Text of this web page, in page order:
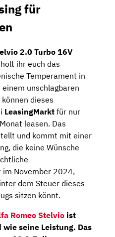
für
2.0 Turbo 16V
holt ihr euch das
Temperament in
einem unschlagbaren
können dieses
LeasingMarkt für nur
leasen. Das
und kommt mit einer
die keine Wünsche
November 2024,
dem Steuer dieses
sitzen könnt.
Romeo Stelvio ist
seine Leistung. Das